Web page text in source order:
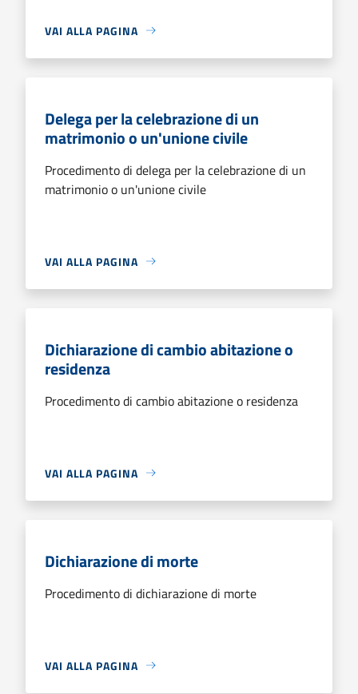
VAI ALLA PAGINA
Delega per la celebrazione di un
matrimonio o un'unione civile
Procedimento di delega per la celebrazione di un
matrimonio o un'unione civile
VAI ALLA PAGINA
Dichiarazione di cambio abitazione o
residenza
Procedimento di cambio abitazione o residenza
VAI ALLA PAGINA
Dichiarazione di morte
Procedimento di dichiarazione di morte
VAI ALLA PAGINA